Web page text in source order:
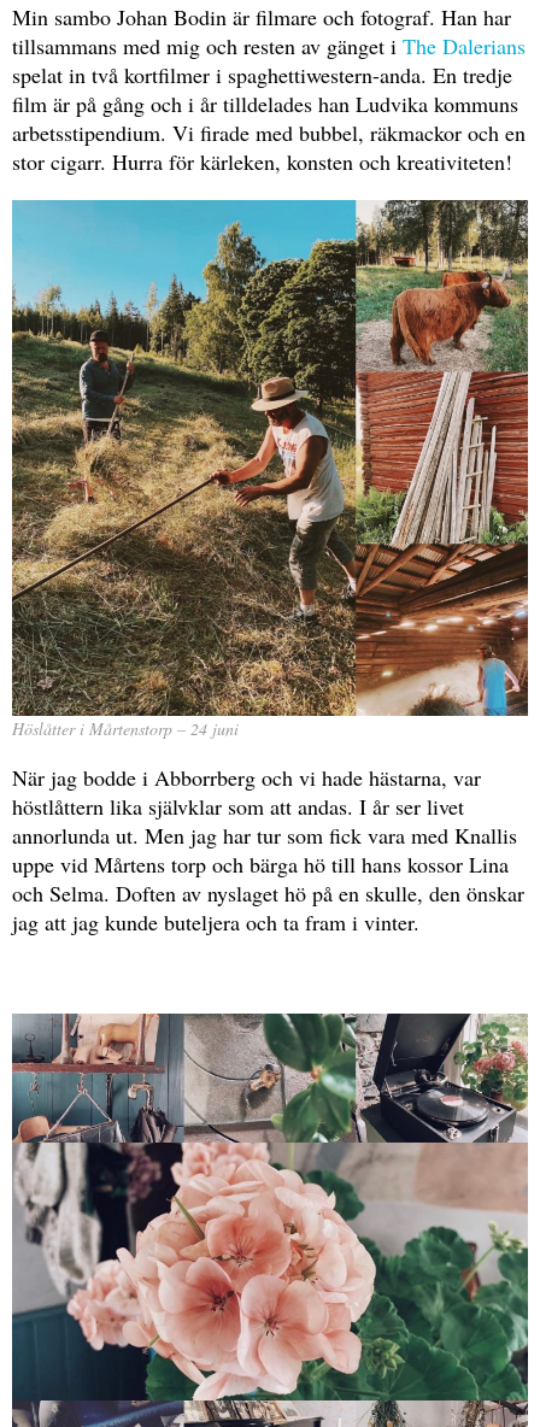
Min sambo Johan Bodin är filmare och fotograf. Han har
tillsammans med mig och resten av gänget i The Dalerians
spelat in två kortfilmer i spaghettiwestern-anda. En tredje
film är på gång och i år tilldelades han Ludvika kommuns
arbetsstipendium. Vi firade med bubbel, räkmackor och en
stor cigarr. Hurra för kärleken, konsten och kreativiteten!
Höslåtter i Mårtenstorp – 24 juni
När jag bodde i Abborrberg och vi hade hästarna, var
höstlåttern lika självklar som att andas. I år ser livet
annorlunda ut. Men jag har tur som fick vara med Knallis
uppe vid Mårtens torp och bärga hö till hans kossor Lina
och Selma. Doften av nyslaget hö på en skulle, den önskar
jag att jag kunde buteljera och ta fram i vinter.